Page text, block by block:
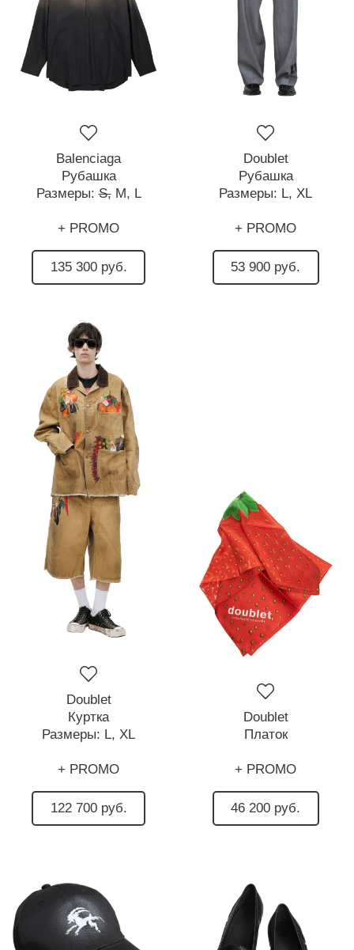
Balenciaga
Рубашка
Размеры:S, M, L
+ PROMO
135 300 руб.
Doublet
Рубашка
Размеры: L, XL
+ PROMO
53 900 руб.
Doublet
Куртка
Размеры: L, XL
+ PROMO
122 700 руб.
Doublet
Платок
+ PROMO
46 200 руб.